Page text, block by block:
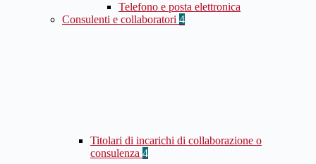
Telefono e posta elettronica
Consulenti e collaboratori 4
Titolari di incarichi di collaborazione o
consulenza 4